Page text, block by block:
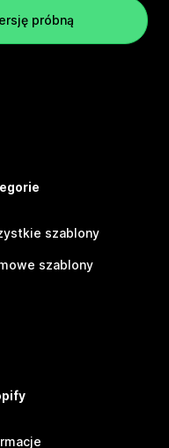
próbną
szablony
szablony